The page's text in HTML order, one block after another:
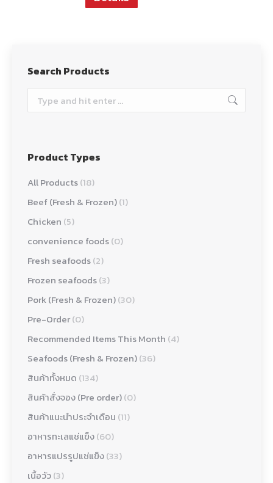
Search Products
Search:
Product Types
All Products(18)
Beef (Fresh & Frozen)(1)
Chicken (5)
convenience foods(0)
Fresh seafoods(2)
Frozen seafoods(3)
Pork (Fresh & Frozen)(30)
Pre-Order(0)
Recommended Items This Month (4)
Seafoods (Fresh & Frozen)(36)
สินค้าทั้งหมด (134)
สินค้าสั่งจอง (Pre order)(0)
สินค้าแนะนำประจำเดือน (11)
อาหารทะเลแช่แข็ง(60)
อาหารแปรรูปแช่แข็ง(33)
เนื้อวัว(3)